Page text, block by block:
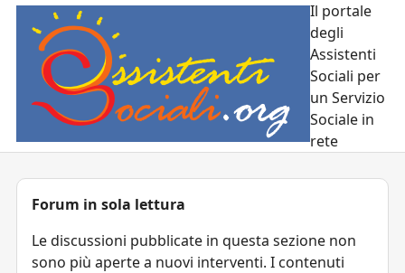
Il portale
degli
Assistenti
Sociali per
un Servizio
Sociale in
rete
Forum in sola lettura
Le discussioni pubblicate in questa sezione non
sono più aperte a nuovi interventi. I contenuti